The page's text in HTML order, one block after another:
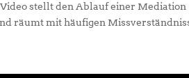
Video stellt den Ablauf einer Mediation
räumt mit häufigen